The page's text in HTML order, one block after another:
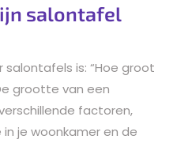
salontafel
is: “Hoe groot
grootte van een
factoren,
je woonkamer en de